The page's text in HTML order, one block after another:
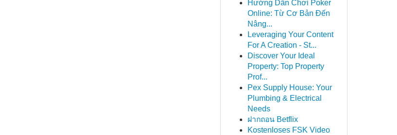
Hướng Dẫn Chơi Poker
Online: Từ Cơ Bản Đến
Nâng...
Leveraging Your Content
For A Creation - St...
Discover Your Ideal
Property: Top Property
Prof...
Pex Supply House: Your
Plumbing & Electrical
Needs
ฝากถอน Betflix
Kostenloses FSK Video